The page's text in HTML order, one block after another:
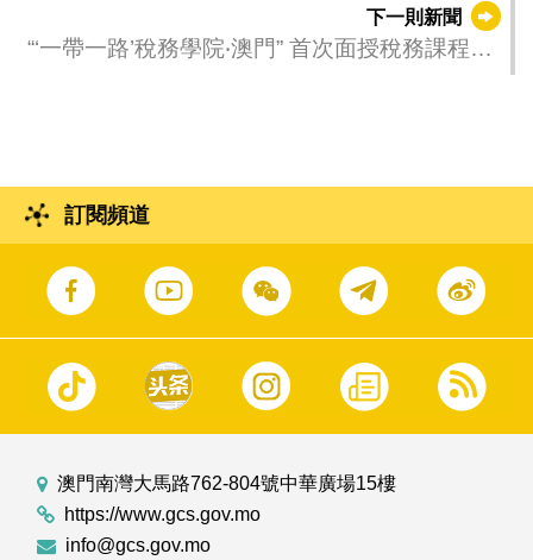
下一則新聞
“‘一帶一路’稅務學院‧澳門” 首次面授稅務課程圓
訂閱頻道
澳門南灣大馬路762-804號中華廣場15樓
https://www.gcs.gov.mo
info@gcs.gov.mo